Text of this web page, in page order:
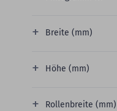
Breite (mm)
Höhe (mm)
Rollenbreite (mm)